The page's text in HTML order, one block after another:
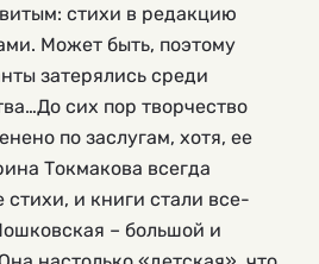
стихи в редакцию
Может быть, поэтому
затерялись среди
сих пор творчество
по заслугам, хотя, ее
Токмакова всегда
стихи, и книги стали все-
– большой и